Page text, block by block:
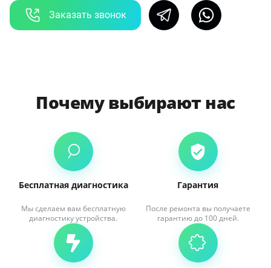
Заказать звонок
Почему выбирают нас
Бесплатная диагностика
Мы сделаем вам бесплатную
диагностику устройства.
Гарантия
После ремонта вы получаете
гарантию до 100 дней.